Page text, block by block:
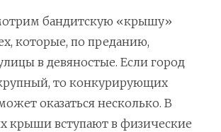
бандитскую «крышу»
которые, по преданию,
в девяностые. Если город
то конкурирующих
оказаться несколько. В
крыши вступают в физические